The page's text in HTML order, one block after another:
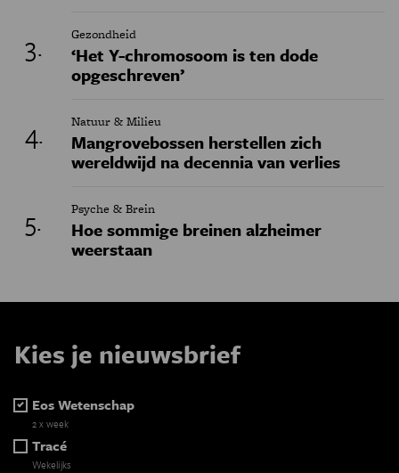
Gezondheid
‘Het Y-chromosoom is ten dode
opgeschreven’
Natuur & Milieu
Mangrovebossen herstellen zich
wereldwijd na decennia van verlies
Psyche & Brein
Hoe sommige breinen alzheimer
weerstaan
Kies je nieuwsbrief
Eos Wetenschap
2 x week
Tracé
Wekelijks